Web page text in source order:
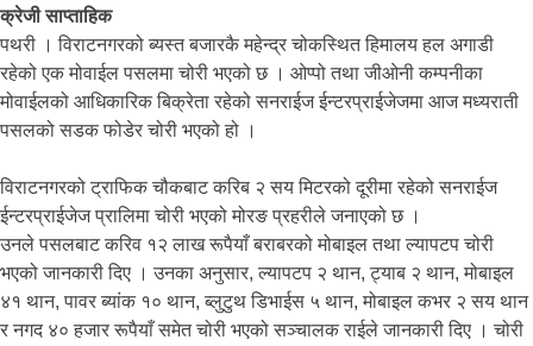
क्रेजी साप्ताहिक
पथरी । विराटनगरको ब्यस्त बजारकै महेन्द्र चोकस्थित हिमालय हल अगाडी
रहेको एक मोवाईल पसलमा चोरी भएको छ । ओप्पो तथा जीओनी कम्पनीका
मोवाईलको आधिकारिक बिक्रेता रहेको सनराईज ईन्टरप्राईजेजमा आज मध्यराती
पसलको सडक फोडेर चोरी भएको हो ।
विराटनगरको ट्राफिक चौकबाट करिब २ सय मिटरको दूरीमा रहेको सनराईज
ईन्टरप्राईजेज प्रालिमा चोरी भएको मोरङ प्रहरीले जनाएको छ ।
उनले पसलबाट करिव १२ लाख रूपैयाँ बराबरको मोबाइल तथा ल्यापटप चोरी
भएको जानकारी दिए । उनका अनुसार, ल्यापटप २ थान, ट्याब २ थान, मोबाइल
४१ थान, पावर ब्यांक १० थान, ब्लुटुथ डिभाईस ५ थान, मोबाइल कभर २ सय थान
र नगद ४० हजार रूपैयाँ समेत चोरी भएको सञ्चालक राईले जानकारी दिए । चोरी